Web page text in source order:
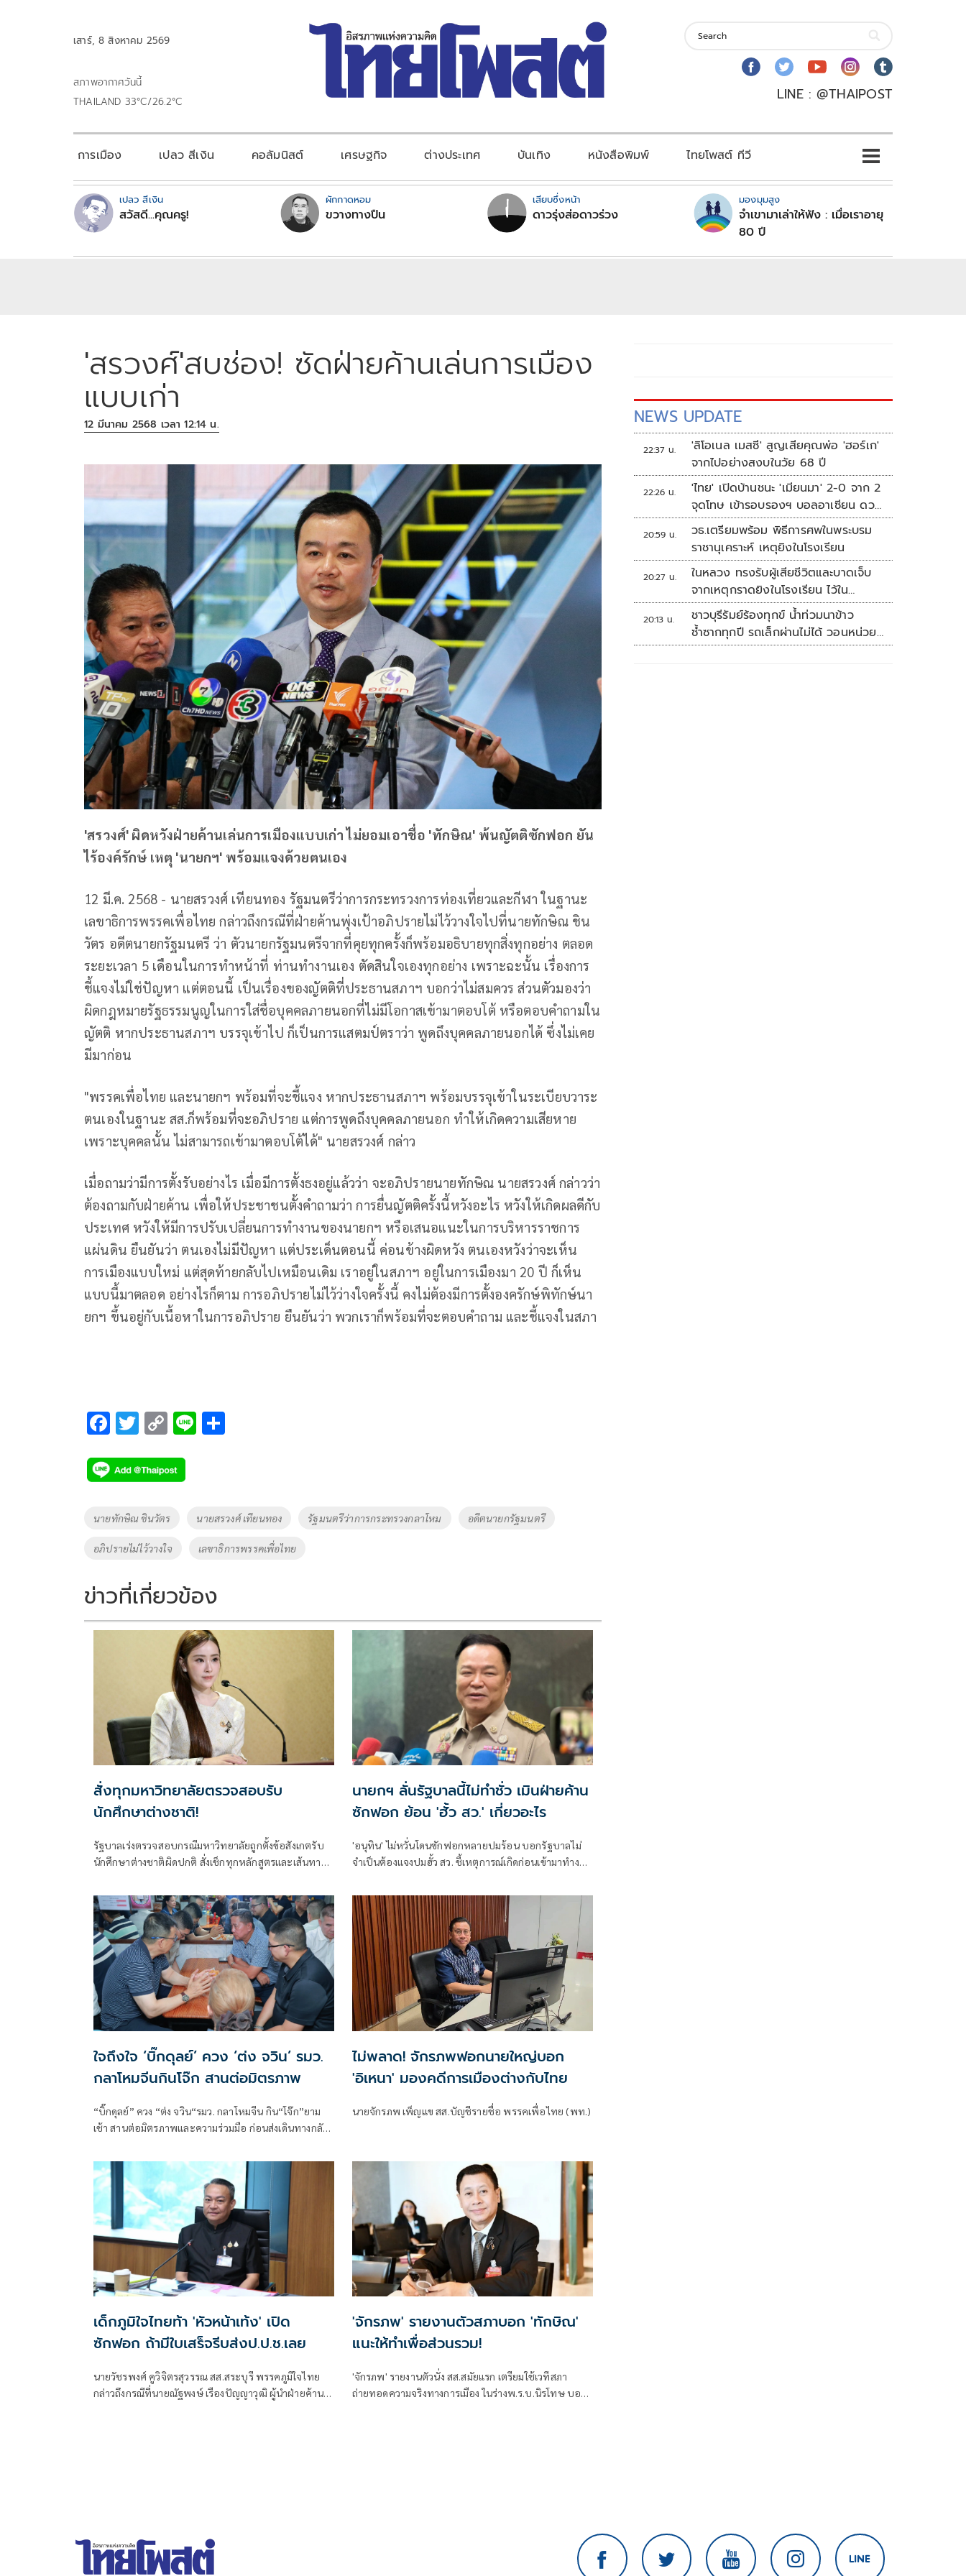
เสาร์, 8 สิงหาคม 2569
สภาพอากาศวันนี้
THAILAND 33°C/26.2°C
LINE : @THAIPOST
การเมือง เปลว สีเงิน คอลัมนิสต์ เศรษฐกิจ ต่างประเทศ บันเทิง หนังสือพิมพ์ ไทยโพสต์ ทีวี
เปลว สีเงิน
สวัสดี...คุณครู!
ผักกาดหอม
ขวางทางปืน
เสียบซึ่งหน้า
ดาวรุ่งส่อดาวร่วง
มองมุมสูง
จำเขามาเล่าให้ฟัง : เมื่อเราอายุ
80 ปี
'สรวงศ์'สบช่อง! ซัดฝ่ายค้านเล่นการเมือง
แบบเก่า
12 มีนาคม 2568 เวลา 12:14 น.
'สรวงศ์' ผิดหวังฝ่ายค้านเล่นการเมืองแบบเก่า ไม่ยอมเอาชื่อ 'ทักษิณ' พ้นญัตติซักฟอก ยัน
ไร้องค์รักษ์ เหตุ 'นายกฯ' พร้อมแจงด้วยตนเอง
12 มี.ค. 2568 - นายสรวงศ์ เทียนทอง รัฐมนตรีว่าการกระทรวงการท่องเที่ยวและกีฬา ในฐานะ
เลขาธิการพรรคเพื่อไทย กล่าวถึงกรณีที่ฝ่ายค้านพุ่งเป้าอภิปรายไม่ไว้วางใจไปที่นายทักษิณ ชิน
วัตร อดีตนายกรัฐมนตรี ว่า ตัวนายกรัฐมนตรีจากที่คุยทุกครั้งก็พร้อมอธิบายทุกสิ่งทุกอย่าง ตลอด
ระยะเวลา 5 เดือนในการทำหน้าที่ ท่านทำงานเอง ตัดสินใจเองทุกอย่าง เพราะฉะนั้น เรื่องการ
ชี้แจงไม่ใช่ปัญหา แต่ตอนนี้ เป็นเรื่องของญัตติที่ประธานสภาฯ บอกว่าไม่สมควร ส่วนตัวมองว่า
ผิดกฎหมายรัฐธรรมนูญในการใส่ชื่อบุคคลภายนอกที่ไม่มีโอกาสเข้ามาตอบโต้ หรือตอบคำถามใน
ญัตติ หากประธานสภาฯ บรรจุเข้าไป ก็เป็นการแสตมป์ตราว่า พูดถึงบุคคลภายนอกได้ ซึ่งไม่เคย
มีมาก่อน
"พรรคเพื่อไทย และนายกฯ พร้อมที่จะชี้แจง หากประธานสภาฯ พร้อมบรรจุเข้าในระเบียบวาระ
ตนเองในฐานะ สส.ก็พร้อมที่จะอภิปราย แต่การพูดถึงบุคคลภายนอก ทำให้เกิดความเสียหาย
เพราะบุคคลนั้น ไม่สามารถเข้ามาตอบโต้ได้" นายสรวงศ์ กล่าว
เมื่อถามว่ามีการตั้งรับอย่างไร เมื่อมีการตั้งธงอยู่แล้วว่า จะอภิปรายนายทักษิณ นายสรวงศ์ กล่าวว่า
ต้องถามกับฝ่ายค้าน เพื่อให้ประชาชนตั้งคำถามว่า การยื่นญัตติครั้งนี้หวังอะไร หวังให้เกิดผลดีกับ
ประเทศ หวังให้มีการปรับเปลี่ยนการทำงานของนายกฯ หรือเสนอแนะในการบริหารราชการ
แผ่นดิน ยืนยันว่า ตนเองไม่มีปัญหา แต่ประเด็นตอนนี้ ค่อนข้างผิดหวัง ตนเองหวังว่าจะเห็น
การเมืองแบบใหม่ แต่สุดท้ายกลับไปเหมือนเดิม เราอยู่ในสภาฯ อยู่ในการเมืองมา 20 ปี ก็เห็น
แบบนี้มาตลอด อย่างไรก็ตาม การอภิปรายไม่ไว้ว่างใจครั้งนี้ คงไม่ต้องมีการตั้งองครักษ์พิทักษ์นา
ยกฯ ขึ้นอยู่กับเนื้อหาในการอภิปราย ยืนยันว่า พวกเราก็พร้อมที่จะตอบคำถาม และชี้แจงในสภา
F
e
b
o
o
k
T
tt
er
C
p
y
Li
k
Li
Tags
นายทักษิณ ชินวัตร นายสรวงศ์ เทียนทอง รัฐมนตรีว่าการกระทรวงกลาโหม อดีตนายกรัฐมนตรี
อภิปรายไม่ไว้วางใจ เลขาธิการพรรคเพื่อไทย
ข่าวที่เกี่ยวข้อง
สั่งทุกมหาวิทยาลัยตรวจสอบรับ
นักศึกษาต่างชาติ!
รัฐบาลเร่งตรวจสอบกรณีมหาวิทยาลัยถูกตั้งข้อสังเกตรับ
นักศึกษาต่างชาติผิดปกติ สั่งเช็กทุกหลักสูตรและเส้นทาง
ย้ำพบผิดดำเนินการตามกฎหมายทันที
นายกฯ ลั่นรัฐบาลนี้ไม่ทำชั่ว เมินฝ่ายค้าน
ซักฟอก ย้อน 'ฮั้ว สว.' เกี่ยวอะไร
'อนุทิน' ไม่หวั่นโดนซักฟอกหลายปมร้อน บอกรัฐบาลไม่
จำเป็นต้องแจงปมฮั้ว สว. ชี้เหตุการณ์เกิดก่อนเข้ามาทำงาน
องครักษ์พิทักษ์
ใจถึงใจ ‘บิ๊กดุลย์’ ควง ‘ต่ง จวิน’ รมว.
กลาโหมจีนกินโจ๊ก สานต่อมิตรภาพ
“บิ๊กดุลย์” ควง “ต่ง จวิน“รมว. กลาโหมจีน กิน“โจ๊ก”ยาม
เช้า สานต่อมิตรภาพและความร่วมมือ ก่อนส่งเดินทางกลับ
ไม่พลาด! จักรภพฟอกนายใหญ่บอก
'อิเหนา' มองคดีการเมืองต่างกับไทย
นายจักรภพ เพ็ญแข สส.บัญชีรายชื่อ พรรคเพื่อไทย (พท.)
เด็กภูมิใจไทยท้า 'หัวหน้าเท้ง' เปิด
ซักฟอก ถ้ามีใบเสร็จรีบส่งป.ป.ช.เลย
นายวัชรพงศ์ คูวิจิตรสุวรรณ สส.สระบุรี พรรคภูมิใจไทย
กล่าวถึงกรณีที่นายณัฐพงษ์ เรืองปัญญาวุฒิ ผู้นำฝ่ายค้าน
'จักรภพ' รายงานตัวสภาบอก 'ทักษิณ'
แนะให้ทำเพื่อส่วนรวม!
'จักรภพ' รายงานตัวนั่ง สส.สมัยแรก เตรียมใช้เวทีสภา
ถ่ายทอดความจริงทางการเมือง ในร่างพ.ร.บ.นิรโทษ บอก
NEWS UPDATE
22:37 น.
'ลิโอเนล เมสซี' สูญเสียคุณพ่อ 'ฮอร์เก'
จากไปอย่างสงบในวัย 68 ปี
22:26 น.
'ไทย' เปิดบ้านชนะ 'เมียนมา' 2-0 จาก 2
จุดโทษ เข้ารอบรองฯ บอลอาเซียน ดวล
'สิงคโปร์'
20:59 น.
วธ.เตรียมพร้อม พิธีการศพในพระบรม
ราชานุเคราะห์ เหตุยิงในโรงเรียน
20:27 น.
ในหลวง ทรงรับผู้เสียชีวิตและบาดเจ็บ
จากเหตุกราดยิงในโรงเรียน ไว้ใน
พระบรมราชานุเคราะห์
20:13 น.
ชาวบุรีรัมย์ร้องทุกข์ น้ำท่วมนาข้าว
ซ้ำซากทุกปี รถเล็กผ่านไม่ได้ วอนหน่วย
งานเร่งแก้ไข